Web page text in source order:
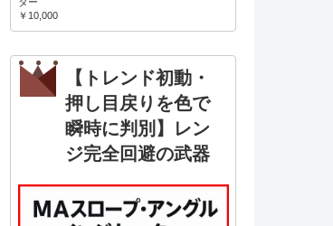
￥10,000
【トレンド初動・
押し目戻りを色で
瞬時に判別】レン
ジ完全回避の武器